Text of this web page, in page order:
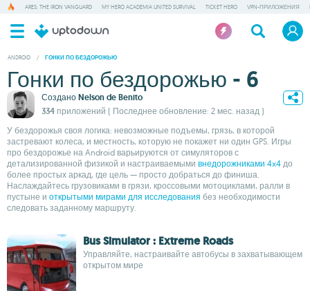
ARES: THE IRON VANGUARD MY HERO ACADEMIA UNITED SURVIVAL TICKET HERO VPN-ПРИЛОЖЕНИЯ
ANDROID / ГОНКИ ПО БЕЗДОРОЖЬЮ
Гонки по бездорожью - 6
Создано Nelson de Benito
334 приложений ( Последнее обновление: 2 мес. назад )
У бездорожья своя логика: невозможные подъемы, грязь, в которой
застревают колеса, и местность, которую не покажет ни один GPS. Игры
про бездорожье на Android варьируются от симуляторов с
детализированной физикой и настраиваемыми внедорожниками 4x4 до
более простых аркад, где цель — просто добраться до финиша.
Наслаждайтесь грузовиками в грязи, кроссовыми мотоциклами, ралли в
пустыне и открытыми мирами для исследования без необходимости
следовать заданному маршруту.
Bus Simulator : Extreme Roads
Управляйте, настраивайте автобусы в захватывающем
открытом мире